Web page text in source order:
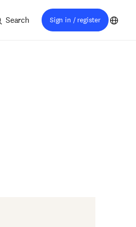
Search Sign in / register